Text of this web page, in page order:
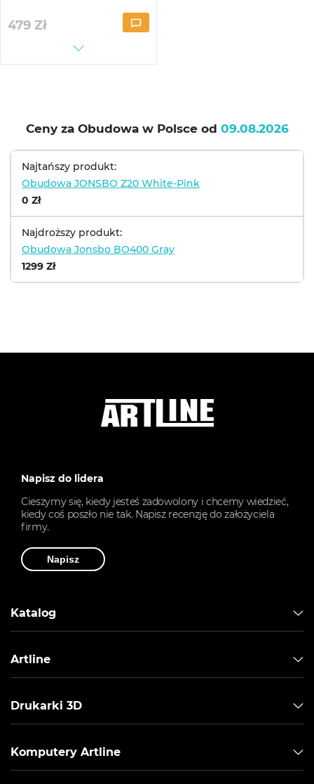
479 Zł
Ceny za Obudowa w Polsce od 09.08.2026
Najtańszy produkt:
Obudowa JONSBO Z20 White-Pink
0 Zł
Najdroższy produkt:
Obudowa Jonsbo BO400 Gray
1299 Zł
Napisz do lidera
Cieszymy się, kiedy jesteś zadowolony i chcemy wiedzieć,
kiedy coś poszło nie tak. Napisz recenzję do założyciela
firmy.
Napisz
Katalog
Artline
Drukarki 3D
Komputery Artline